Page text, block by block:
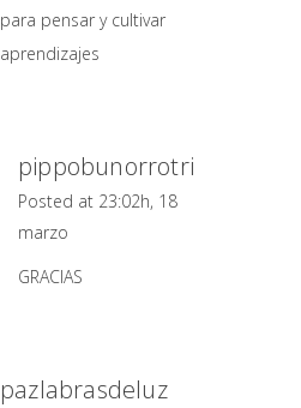
para pensar y cultivar
aprendizajes
pippobunorrotri
Posted at 23:02h, 18
marzo
GRACIAS
pazlabrasdeluz